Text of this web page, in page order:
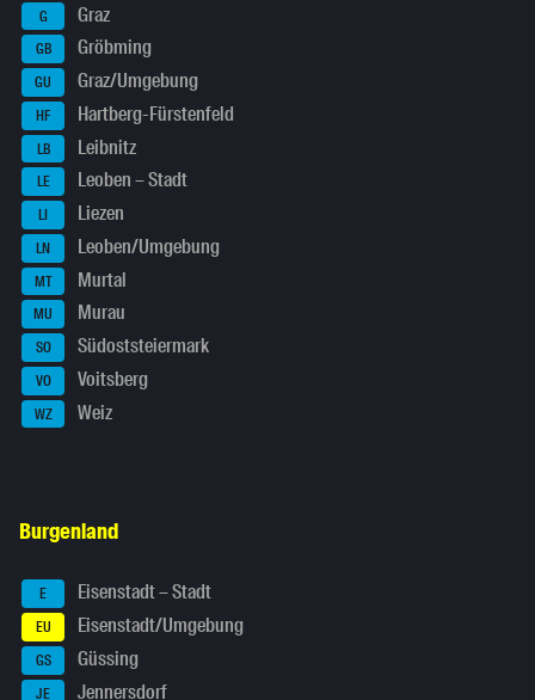
G Graz
GB Gröbming
GU Graz/Umgebung
HF Hartberg-Fürstenfeld
LB Leibnitz
LE Leoben – Stadt
LI Liezen
LN Leoben/Umgebung
MT Murtal
MU Murau
SO Südoststeiermark
VO Voitsberg
WZ Weiz
Burgenland
E Eisenstadt – Stadt
EU Eisenstadt/Umgebung
GS Güssing
JE Jennersdorf